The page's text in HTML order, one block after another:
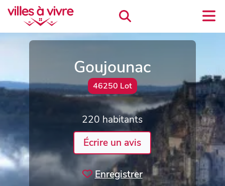
Goujounac
46250 Lot
220 habitants
Écrire un avis
Enregistrer